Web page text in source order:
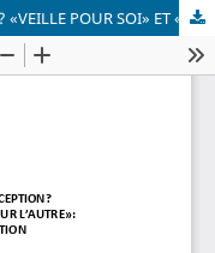
LA VEILLE COMME ÉTAT D’EXCEPTION? «VEILLE POUR SOI» ET «VEILLE POUR L’AUTRE»: ENTRE NORME ET EXCEPTION